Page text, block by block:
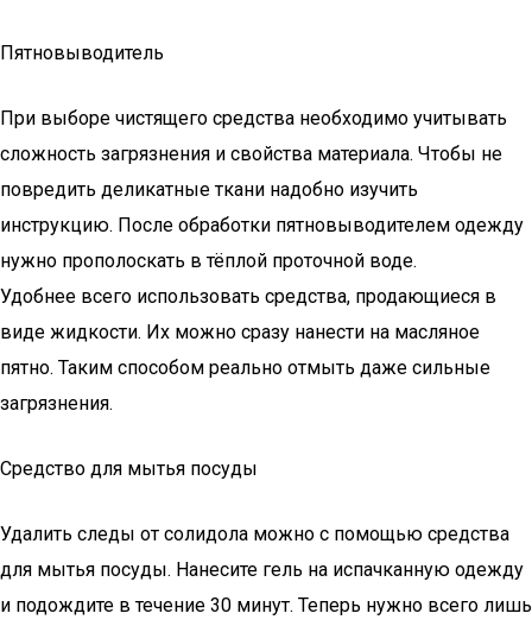
Пятновыводитель
При выборе чистящего средства необходимо учитывать
сложность загрязнения и свойства материала. Чтобы не
повредить деликатные ткани надобно изучить
инструкцию. После обработки пятновыводителем одежду
нужно прополоскать в тёплой проточной воде.
Удобнее всего использовать средства, продающиеся в
виде жидкости. Их можно сразу нанести на масляное
пятно. Таким способом реально отмыть даже сильные
загрязнения.
Средство для мытья посуды
Удалить следы от солидола можно с помощью средства
для мытья посуды. Нанесите гель на испачканную одежду
и подождите в течение 30 минут. Теперь нужно всего лишь